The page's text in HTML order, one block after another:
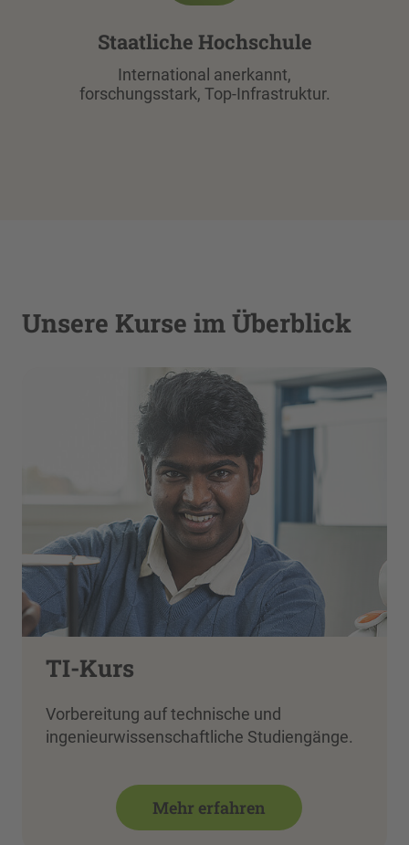
Staatliche Hochschule
International anerkannt,
forschungsstark, Top-Infrastruktur.
Unsere Kurse im Überblick
TI-Kurs
Vorbereitung auf technische und
ingenieurwissenschaftliche Studiengänge.
Mehr erfahren